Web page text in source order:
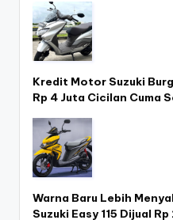
Kredit Motor Suzuki
Rp 4 Juta Cicilan Cuma
Warna Baru Lebih
Suzuki Easy 115 Dijual